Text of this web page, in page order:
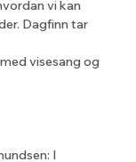
vi kan
Dagfinn tar
visesang og
I